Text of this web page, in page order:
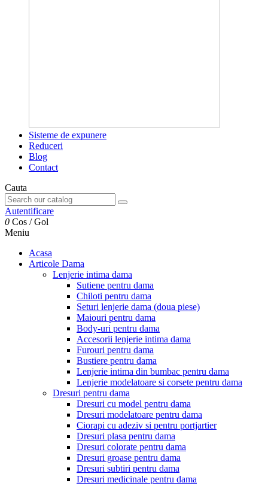
Sisteme de expunere
Reduceri
Blog
Contact
Cauta
Autentificare
0 Cos /Gol
Meniu
Acasa
Articole Dama
Lenjerie intima dama
Sutiene pentru dama
Chiloti pentru dama
Seturi lenjerie dama (doua piese)
Maiouri pentru dama
Body-uri pentru dama
Accesorii lenjerie intima dama
Furouri pentru dama
Bustiere pentru dama
Lenjerie intima din bumbac pentru dama
Lenjerie modelatoare si corsete pentru dama
Dresuri pentru dama
Dresuri cu model pentru dama
Dresuri modelatoare pentru dama
Ciorapi cu adeziv si pentru portjartier
Dresuri plasa pentru dama
Dresuri colorate pentru dama
Dresuri groase pentru dama
Dresuri subtiri pentru dama
Dresuri medicinale pentru dama